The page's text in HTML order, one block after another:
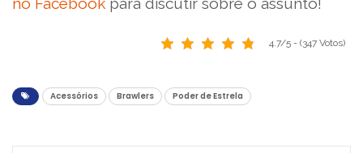
4.7/5 - (347 Votos)
Acessórios Brawlers Poder de Estrela